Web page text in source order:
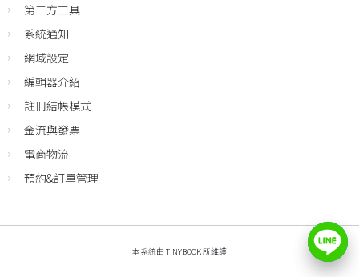
第三方工具
系統通知
網域設定
編輯器介紹
註冊結帳模式
金流與發票
電商物流
預約&訂單管理
本系統由 TINYBOOK所維護